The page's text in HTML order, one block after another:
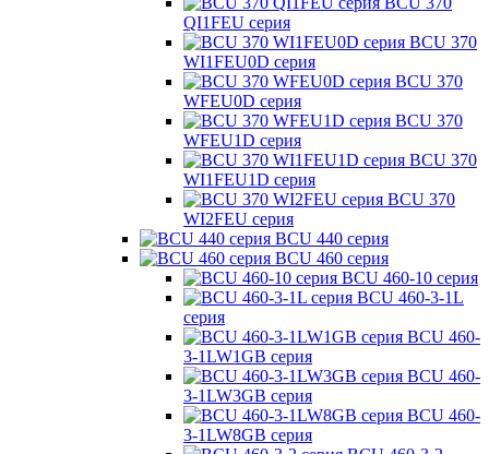
QI1FEU серия
BCU 370
WI1FEU0D серия
BCU 370
WFEU0D серия
BCU 370
WFEU1D серия
BCU 370
WI1FEU1D серия
BCU 370
WI2FEU серия
BCU 440 серия
BCU 460 серия
BCU 460-10 серия
BCU 460-3-1L
серия
BCU 460-
3-1LW1GB серия
BCU 460-
3-1LW3GB серия
BCU 460-
3-1LW8GB серия